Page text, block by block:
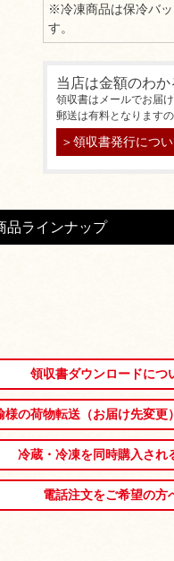
※冷凍商品は保冷バ
す。
当店は金額のわ
領収書はメールでお届け
郵送は有料となります
＞領収書発行につ
品ラインナップ
領収書ダウンロードにつ
様の荷物転送（お届け先変更
冷蔵・冷凍を同時購入され
電話注文をご希望の方